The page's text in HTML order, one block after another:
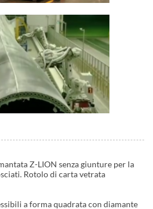
Z-LION senza giunture per la
Rotolo di carta vetrata
a forma quadrata con diamante